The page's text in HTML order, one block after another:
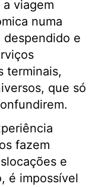
viagem
numa
despendido e
terminais,
que só
fazem
e
é impossível